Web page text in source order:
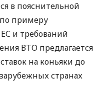
в пояснительной
по примеру
и требований
ВТО предлагается
на коньяки до
странах